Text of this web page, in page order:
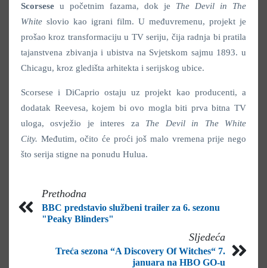
Scorsese u početnim fazama, dok je The Devil in The
White slovio kao igrani film. U međuvremenu, projekt je
prošao kroz transformaciju u TV seriju, čija radnja bi pratila
tajanstvena zbivanja i ubistva na Svjetskom sajmu 1893. u
Chicagu, kroz gledišta arhitekta i serijskog ubice.
Scorsese i DiCaprio ostaju uz projekt kao producenti, a
dodatak Reevesa, kojem bi ovo mogla biti prva bitna TV
uloga, osvježio je interes za The Devil in The White
City. Međutim, očito će proći još malo vremena prije nego
što serija stigne na ponudu Hulua.
Prethodna
BBC predstavio službeni trailer za 6. sezonu
"Peaky Blinders"
Sljedeća
Treća sezona “A Discovery Of Witches“ 7.
januara na HBO GO-u